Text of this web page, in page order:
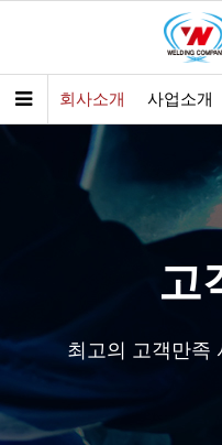
회사소개 사업소개
고
최고의 고객만족